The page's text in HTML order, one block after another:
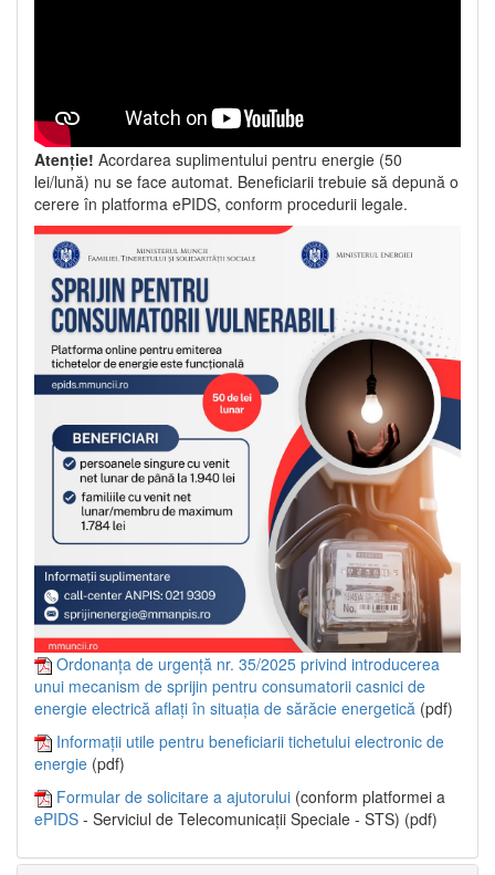
Atenție! Acordarea suplimentului pentru energie (50
lei/lună) nu se face automat. Beneficiarii trebuie să depună o
cerere în platforma ePIDS, conform procedurii legale.
Ordonanța de urgență nr. 35/2025 privind introducerea
unui mecanism de sprijin pentru consumatorii casnici de
energie electrică aflați în situația de sărăcie energetică (pdf)
Informații utile pentru beneficiarii tichetului electronic de
energie (pdf)
Formular de solicitare a ajutorului (conform platformei a
ePIDS - Serviciul de Telecomunicații Speciale - STS) (pdf)